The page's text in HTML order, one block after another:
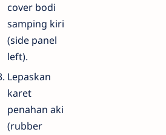
cover bodi
samping kiri
(side panel
left).
Lepaskan
karet
penahan aki
(rubber